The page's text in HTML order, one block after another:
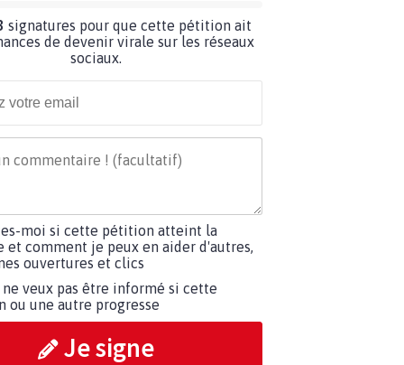
signatures pour que cette pétition ait
de devenir virale sur les réseaux
sociaux.
moi si cette pétition atteint la
et comment je peux en aider d'autres,
ouvertures et clics
ne veux pas être informé si cette
ou une autre progresse
Je signe